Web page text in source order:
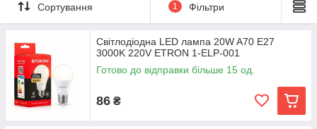
Сортування 1 Фільтри
Світлодіодна LED лампа 20W A70 Е27
3000K 220V ETRON 1-ELP-001
Готово до відправки більше 15 од.
86 ₴